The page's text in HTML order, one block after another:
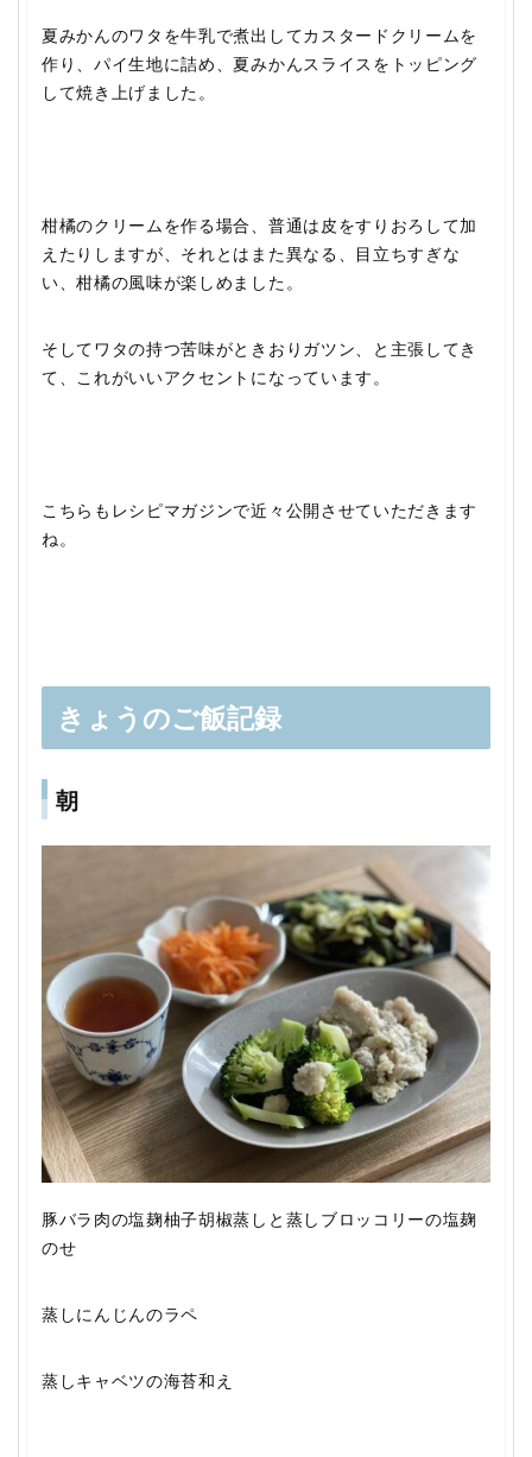
夏みかんのワタを牛乳で煮出してカスタードクリームを
作り、パイ生地に詰め、夏みかんスライスをトッピング
して焼き上げました。
柑橘のクリームを作る場合、普通は皮をすりおろして加
えたりしますが、それとはまた異なる、目立ちすぎな
い、柑橘の風味が楽しめました。
そしてワタの持つ苦味がときおりガツン、と主張してき
て、これがいいアクセントになっています。
こちらもレシピマガジンで近々公開させていただきます
ね。
きょうのご飯記録
朝
豚バラ肉の塩麹柚子胡椒蒸しと蒸しブロッコリーの塩麹
のせ
蒸しにんじんのラペ
蒸しキャベツの海苔和え